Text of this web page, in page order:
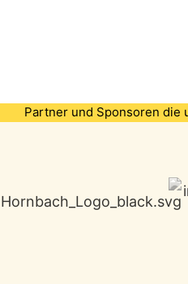
Partner und Sponsoren die